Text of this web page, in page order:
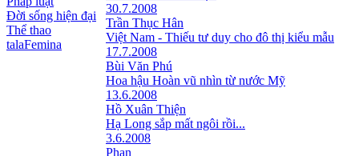
Đời sống hiện đại
Thể thao
talaFemina
30.7.2008
Trần Thục Hân
Việt Nam - Thiếu tư duy cho đô thị kiểu mẫu
17.7.2008
Bùi Văn Phú
Hoa hậu Hoàn vũ nhìn từ nước Mỹ
13.6.2008
Hồ Xuân Thiện
Hạ Long sắp mất ngôi rồi...
3.6.2008
Phan